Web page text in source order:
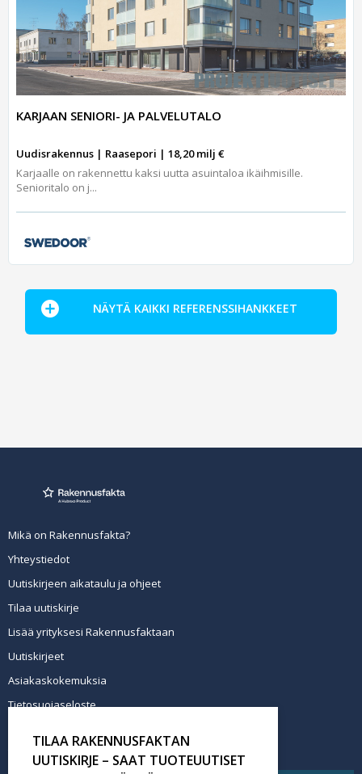
KARJAAN SENIORI- JA PALVELUTALO
Uudisrakennus | Raasepori | 18,20 milj €
Karjaalle on rakennettu kaksi uutta asuintaloa ikäihmisille.
Senioritalo on j...
NÄYTÄ KAIKKI REFERENSSIHANKKEET
Mikä on Rakennusfakta?
Yhteystiedot
Uutiskirjeen aikataulu ja ohjeet
Tilaa uutiskirje
Lisää yrityksesi Rakennusfaktaan
Uutiskirjeet
Asiakaskokemuksia
Tietosuojaseloste
Tilaa uutiskirje
TILAA RAKENNUSFAKTAN
UUTISKIRJE – SAAT TUOTEUUTISET